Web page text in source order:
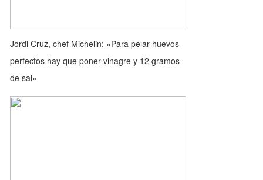
Jordi Cruz, chef Michelin: «Para pelar huevos
perfectos hay que poner vinagre y 12 gramos
de sal»